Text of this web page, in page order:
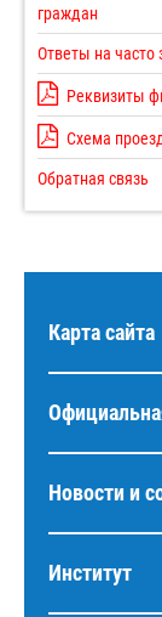
граждан
Ответы на
Реквизиты
Схема
Обратная связь
Карта сайта
Новости и
Институт